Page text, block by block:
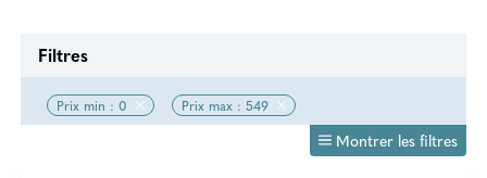
Filtres
Prix min : 0 Prix max : 549
Montrer les filtres